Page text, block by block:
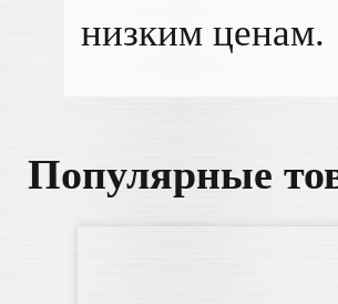
низким ценам.
Популярные